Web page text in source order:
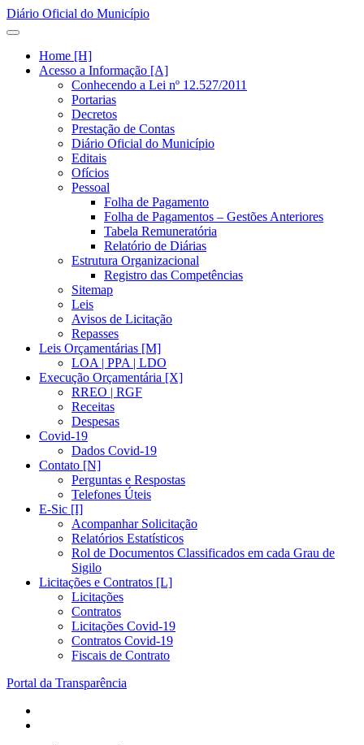
Diário Oficial do Município
Home [H]
Acesso a Informação [A]
Conhecendo a Lei nº 12.527/2011
Portarias
Decretos
Prestação de Contas
Diário Oficial do Município
Editais
Ofícios
Pessoal
Folha de Pagamento
Folha de Pagamentos – Gestões Anteriores
Tabela Remuneratória
Relatório de Diárias
Estrutura Organizacional
Registro das Competências
Sitemap
Leis
Avisos de Licitação
Repasses
Leis Orçamentárias [M]
LOA | PPA | LDO
Execução Orçamentária [X]
RREO | RGF
Receitas
Despesas
Covid-19
Dados Covid-19
Contato [N]
Perguntas e Respostas
Telefones Úteis
E-Sic [I]
Acompanhar Solicitação
Relatórios Estatísticos
Rol de Documentos Classificados em cada Grau de
Sigilo
Licitações e Contratos [L]
Licitações
Contratos
Licitações Covid-19
Contratos Covid-19
Fiscais de Contrato
Portal da Transparência